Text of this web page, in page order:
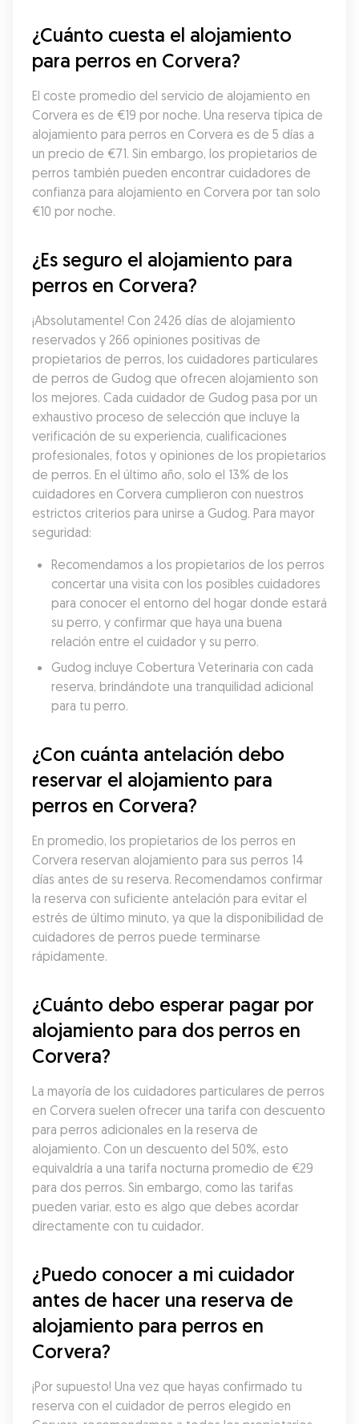
¿Cuánto cuesta el alojamiento
para perros en Corvera?
El coste promedio del servicio de alojamiento en
Corvera es de €19 por noche. Una reserva típica de
alojamiento para perros en Corvera es de 5 días a
un precio de €71. Sin embargo, los propietarios de
perros también pueden encontrar cuidadores de
confianza para alojamiento en Corvera por tan solo
€10 por noche.
¿Es seguro el alojamiento para
perros en Corvera?
¡Absolutamente! Con 2426 días de alojamiento
reservados y 266 opiniones positivas de
propietarios de perros, los cuidadores particulares
de perros de Gudog que ofrecen alojamiento son
los mejores. Cada cuidador de Gudog pasa por un
exhaustivo proceso de selección que incluye la
verificación de su experiencia, cualificaciones
profesionales, fotos y opiniones de los propietarios
de perros. En el último año, solo el 13% de los
cuidadores en Corvera cumplieron con nuestros
estrictos criterios para unirse a Gudog. Para mayor
seguridad:
Recomendamos a los propietarios de los perros
concertar una visita con los posibles cuidadores
para conocer el entorno del hogar donde estará
su perro, y confirmar que haya una buena
relación entre el cuidador y su perro.
Gudog incluye Cobertura Veterinaria con cada
reserva, brindándote una tranquilidad adicional
para tu perro.
¿Con cuánta antelación debo
reservar el alojamiento para
perros en Corvera?
En promedio, los propietarios de los perros en
Corvera reservan alojamiento para sus perros 14
días antes de su reserva. Recomendamos confirmar
la reserva con suficiente antelación para evitar el
estrés de último minuto, ya que la disponibilidad de
cuidadores de perros puede terminarse
rápidamente.
¿Cuánto debo esperar pagar por
alojamiento para dos perros en
Corvera?
La mayoría de los cuidadores particulares de perros
en Corvera suelen ofrecer una tarifa con descuento
para perros adicionales en la reserva de
alojamiento. Con un descuento del 50%, esto
equivaldría a una tarifa nocturna promedio de €29
para dos perros. Sin embargo, como las tarifas
pueden variar, esto es algo que debes acordar
directamente con tu cuidador.
¿Puedo conocer a mi cuidador
antes de hacer una reserva de
alojamiento para perros en
Corvera?
¡Por supuesto! Una vez que hayas confirmado tu
reserva con el cuidador de perros elegido en